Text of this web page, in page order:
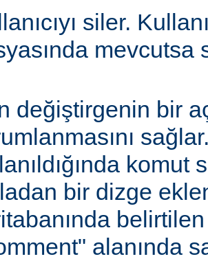
siler.
mevcutsa
değiştirgenin bir
komut
bir dizge
belirtilen
alanında